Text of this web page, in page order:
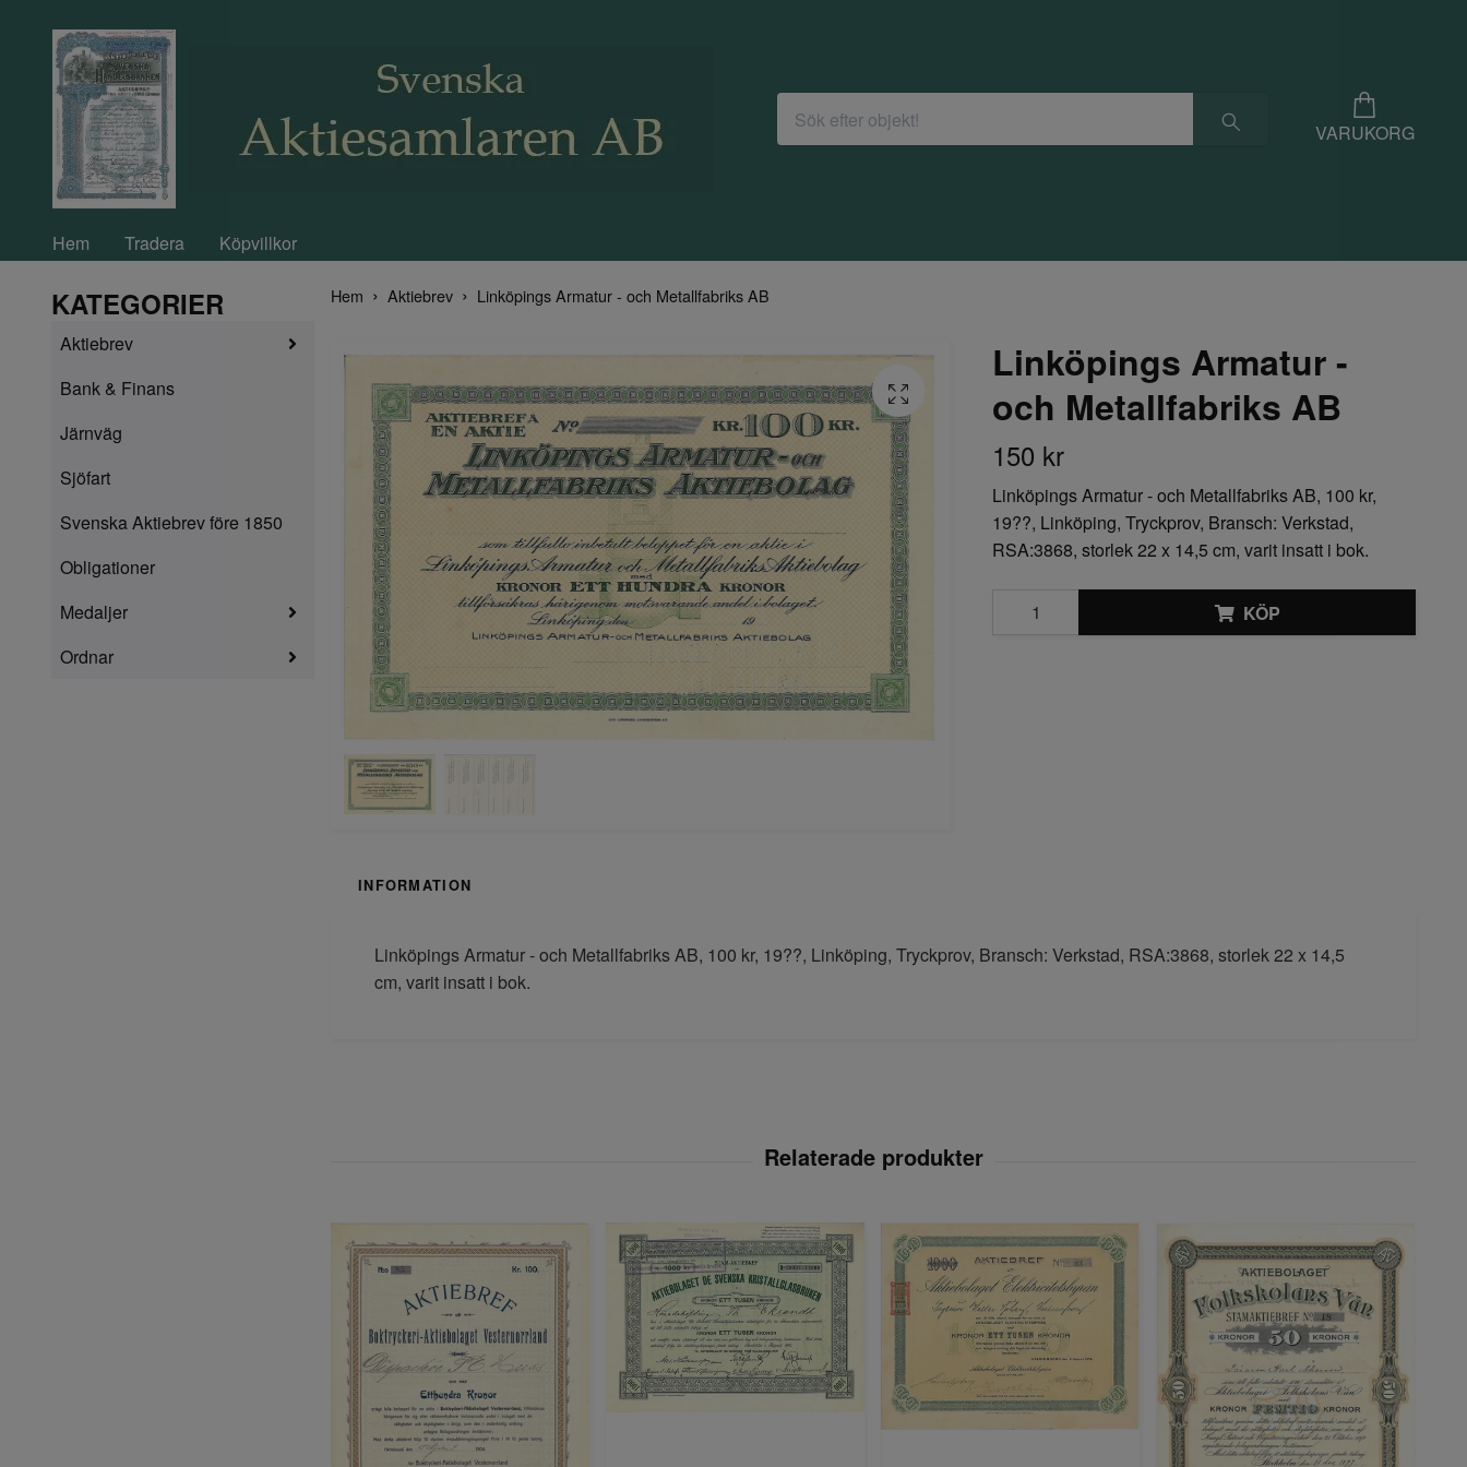
VARUKORG
Hem Tradera Köpvillkor
KATEGORIER
Aktiebrev
Bank & Finans
Järnväg
Sjöfart
Svenska Aktiebrev före 1850
Obligationer
Medaljer
Ordnar
Hem Aktiebrev Linköpings Armatur - och Metallfabriks AB
Linköpings Armatur -
och Metallfabriks AB
150 kr
Linköpings Armatur - och Metallfabriks AB, 100 kr,
19??, Linköping, Tryckprov, Bransch: Verkstad,
RSA:3868, storlek 22 x 14,5 cm, varit insatt i bok.
KÖP
INFORMATION
Linköpings Armatur - och Metallfabriks AB, 100 kr, 19??, Linköping, Tryckprov, Bransch: Verkstad, RSA:3868, storlek 22 x 14,5
cm, varit insatt i bok.